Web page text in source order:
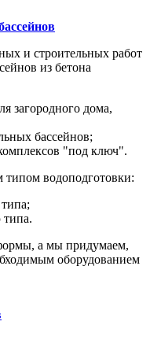
и строительных работ
из бетона
загородного дома,
бассейнов;
"под ключ".
водоподготовки:
типа.
а мы придумаем,
оборудованием